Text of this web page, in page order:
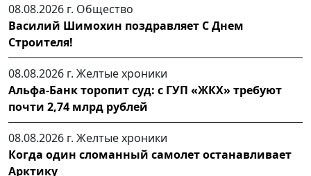
08.08.2026 г. Общество
Василий Шимохин поздравляет С Днем
Строителя!
08.08.2026 г. Желтые хроники
Альфа-Банк торопит суд: с ГУП «ЖКХ» требуют
почти 2,74 млрд рублей
08.08.2026 г. Желтые хроники
Когда один сломанный самолет останавливает
Арктику